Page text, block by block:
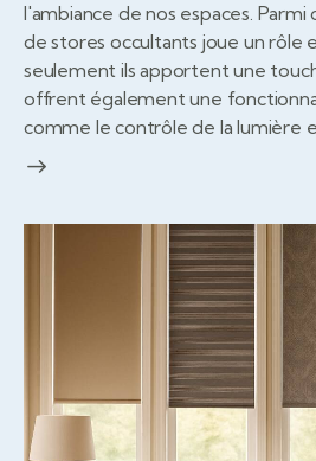
l'ambiance de nos espaces.
de stores occultants joue un rôle
seulement ils apportent une
offrent également une
comme le contrôle de la lumière